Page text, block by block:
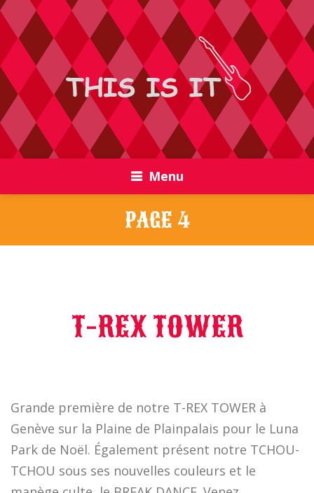
Menu
PAGE 4
T-REX TOWER
Grande première de notre T-REX TOWER à
Genève sur la Plaine de Plainpalais pour le Luna
Park de Noël. Également présent notre TCHOU-
TCHOU sous ses nouvelles couleurs et le